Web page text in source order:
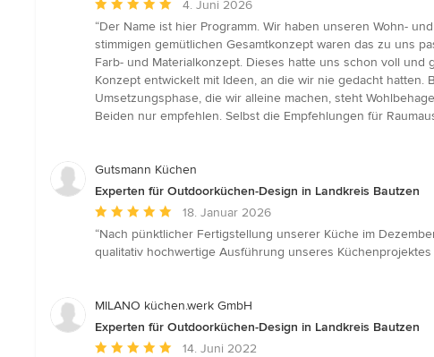
Durchschnittliche
Bewertung:
5
von
5
Sternen
4. Juni 2026
“Der Name ist hier Programm. Wir haben unseren Wohn-
stimmigen gemütlichen Gesamtkonzept waren das zu uns
Farb- und Materialkonzept. Dieses hatte uns schon voll
Konzept entwickelt mit Ideen, an die wir nie gedacht
Umsetzungsphase, die wir alleine machen, steht
Beiden nur empfehlen. Selbst die Empfehlungen für
Gutsmann Küchen
Experten für Outdoorküchen-Design in Landkreis Bautzen
Durchschnittliche
Bewertung:
5
Sternen
18. Januar 2026
“Nach pünktlicher Fertigstellung unserer Küche im
qualitativ hochwertige Ausführung unseres
MILANO küchen.werk GmbH
Experten für Outdoorküchen-Design in Landkreis Bautzen
Durchschnittliche14. Juni 2022